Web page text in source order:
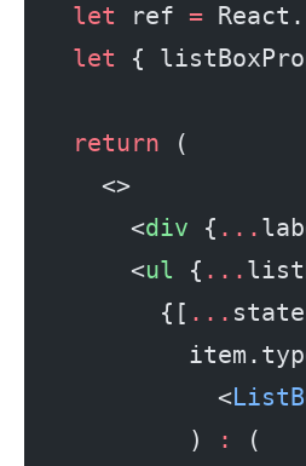
  let
ref = React.
  let
{
  return
(
    <>
      <
div { ...
      <
ul { ...
        {[
...
            <
          )
:
(